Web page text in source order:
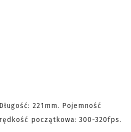
221mm. Pojemność
początkowa: 300-320fps.